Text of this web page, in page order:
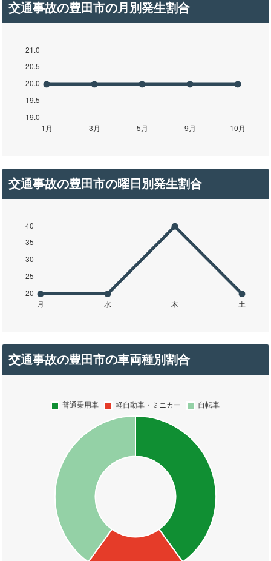
交通事故の豊田市の月別発生割合
交通事故の豊田市の曜日別発生割合
交通事故の豊田市の車両種別割合